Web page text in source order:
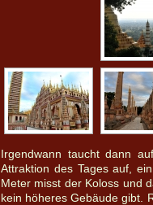
Irgendwann taucht dann
Attraktion des Tages auf,
Meter misst der Koloss und
kein höheres Gebäude gibt.